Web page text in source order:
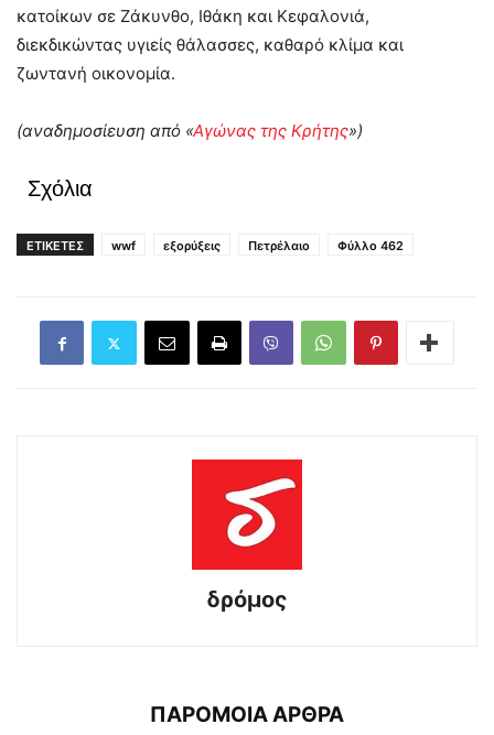
κατοίκων σε Ζάκυνθο, Ιθάκη και Κεφαλονιά,
διεκδικώντας υγιείς θάλασσες, καθαρό κλίμα και
ζωντανή οικονομία.
(αναδημοσίευση από «Αγώνας της Κρήτης»)
Σχόλια
ΕΤΙΚΕΤΕΣ wwf εξορύξεις Πετρέλαιο Φύλλο 462
δρόμος
ΠΑΡΟΜΟΙΑ ΑΡΘΡΑ